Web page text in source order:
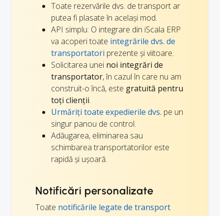
Toate rezervările dvs. de transport ar
putea fi plasate în același mod.
API simplu: O integrare din iScala ERP
va acoperi toate integrările dvs. de
transportatori prezente și viitoare.
Solicitarea unei noi integrări de
transportator, în cazul în care nu am
construit-o încă, este gratuită pentru
toți clienții.
Urmăriți toate expedierile dvs. pe un
singur panou de control.
Adăugarea, eliminarea sau
schimbarea transportatorilor este
rapidă și ușoară.
Notificări personalizate
Toate notificările legate de transport